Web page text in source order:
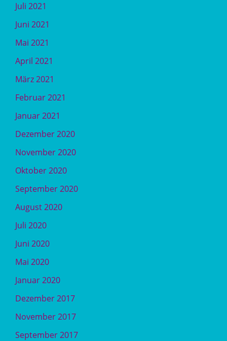
Juli 2021
Juni 2021
Mai 2021
April 2021
März 2021
Februar 2021
Januar 2021
Dezember 2020
November 2020
Oktober 2020
September 2020
August 2020
Juli 2020
Juni 2020
Mai 2020
Januar 2020
Dezember 2017
November 2017
September 2017